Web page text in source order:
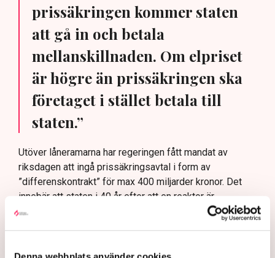
prissäkringen kommer staten
att gå in och betala
mellanskillnaden. Om elpriset
är högre än prissäkringen ska
företaget i stället betala till
staten.”
Utöver låneramarna har regeringen fått mandat av
riksdagen att ingå prissäkringsavtal i form av
”differenskontrakt” för max 400 miljarder kronor. Det
innebär att staten i 40 år efter att en reaktor är
färdigbyggd går in som garant för att företaget som
än prissäkringen kommer staten att gå in och betala